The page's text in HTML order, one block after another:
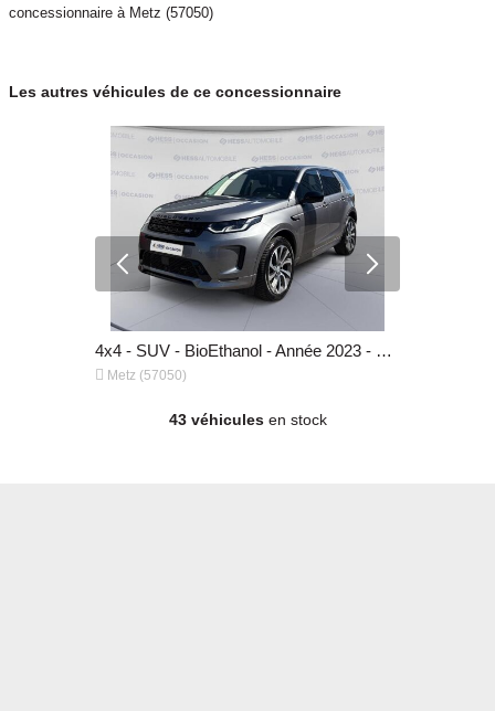
concessionnaire à Metz (57050)
Les autres véhicules de ce concessionnaire
4x4 - SUV - BioEthanol - Année 2023 - 60 292 km, 44 999 €
 Metz (57050)
43 véhiculesen stock